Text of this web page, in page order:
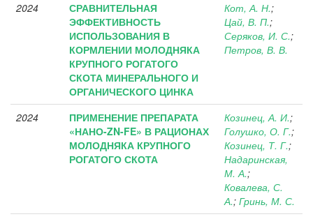
2024
СРАВНИТЕЛЬНАЯ
ЭФФЕКТИВНОСТЬ
ИСПОЛЬЗОВАНИЯ В
КОРМЛЕНИИ МОЛОДНЯКА
КРУПНОГО РОГАТОГО
СКОТА МИНЕРАЛЬНОГО И
ОРГАНИЧЕСКОГО ЦИНКА
Кот, А. Н.;
Цай, В. П.;
Серяков, И. С.;
Петров, В. В.
2024
ПРИМЕНЕНИЕ ПРЕПАРАТА
«НАНО-ZN-FE» В РАЦИОНАХ
МОЛОДНЯКА КРУПНОГО
РОГАТОГО СКОТА
Козинец, А. И.;
Голушко, О. Г.;
Козинец, Т. Г.;
Надаринская,
М. А.;
Ковалева, С.
А.; Гринь, М. С.